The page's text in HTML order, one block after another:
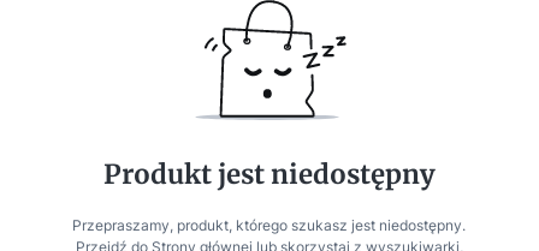
Produkt jest niedostępny
Przepraszamy, produkt, którego szukasz jest niedostępny.
Przejdź do Strony głównej lub skorzystaj z wyszukiwarki,